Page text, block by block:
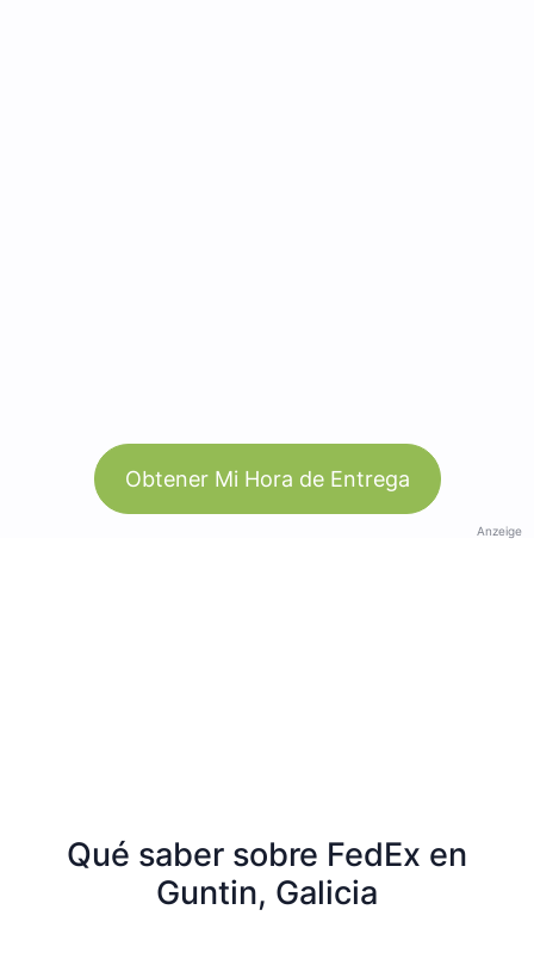
Obtener Mi Hora de Entrega
Anzeige
Qué saber sobre FedEx en
Guntin, Galicia